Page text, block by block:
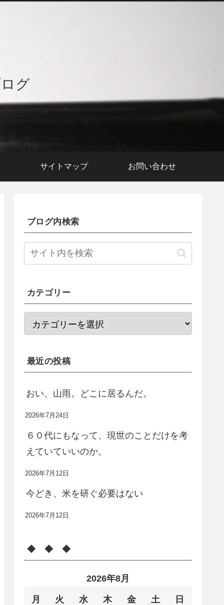
グ
サイトマップ お問い合わせ
ブログ内検索
カテゴリー
最近の投稿
おい、山雨。どこに居るんだ。
2026年7月24日
６０代にもなって、現世のことだけを考
えていていいのか。
2026年7月12日
今どき、米を研ぐ必要はない
2026年7月12日
◆ ◆ ◆
2026年8月
月 火 水 木 金 土 日